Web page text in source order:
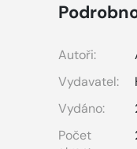
Autoři:
Vydavatel:
Vydáno:
Počet